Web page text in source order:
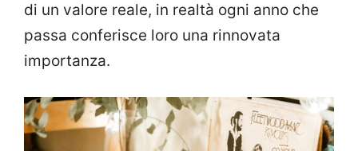
di un valore reale, in realtà ogni anno che
passa conferisce loro una rinnovata
importanza.